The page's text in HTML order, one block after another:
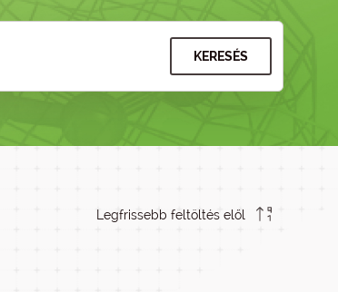
KERESÉS
Legfrissebb feltöltés elől